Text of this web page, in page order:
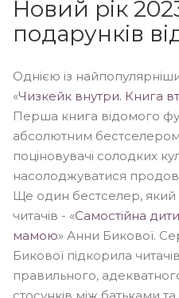
Новий рік
подарунків
Однією із
«Чизкейк внутри. Книга
Перша книга відомого
абсолютним бестселером
поціновувачі солодких
насолоджуватися
Ще один бестселер,
читачів - «Самостійна
мамою» Анни Бикової.
Бикової підкорила
правильного,